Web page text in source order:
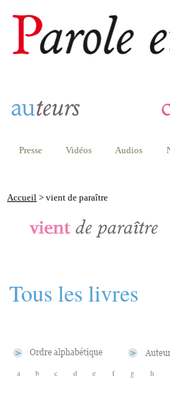
Presse Vidéos Audios
Accueil > vient de paraître
Tous les livres
a b c d e f g h